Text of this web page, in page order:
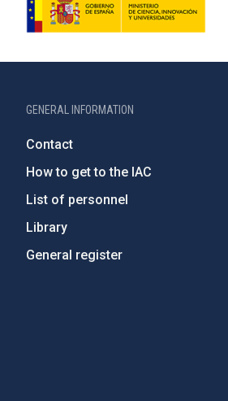
GENERAL INFORMATION
Contact
How to get to the IAC
List of personnel
Library
General register